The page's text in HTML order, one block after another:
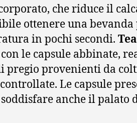
che riduce il
ottenere una
in pochi secondi.
le capsule abbinate,
pregio provenienti da
Le capsule
soddisfare anche il palato